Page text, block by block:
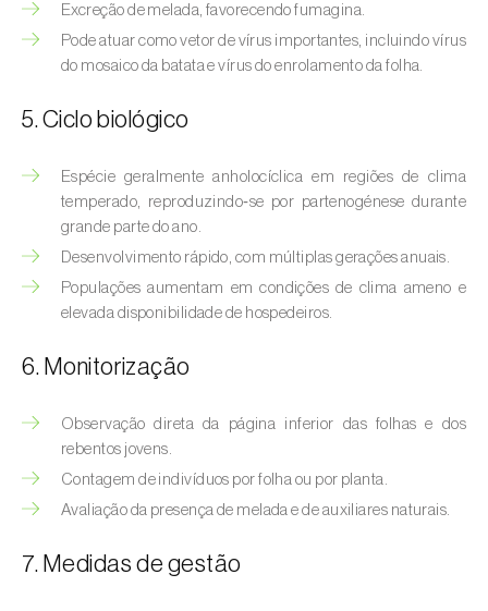
Alfinetes (Agriotes spp.)
Besouro‑verde‑das‑tílias (
Bichado-da-ameixeira (Grapholita (=Cydia)
funebrana)
Bichado-da-castanha-do-cedo (Pammene
fasciana)
Bichado-da-castanha-do-tarde (
splendana
fagiglandana)
Bichado-da-fruta ( Cydia pomonella)
Borboleta-branca-grande-da-couve (
brassicae
Excreção de melada, favorecendo fumagina.
Pode atuar como vetor de vírus importantes, incluindo vírus
do mosaico da batata e vírus do enrolamento da folha.
5. Ciclo biológico
Espécie geralmente anholocíclica em regiões de clima
temperado, reproduzindo‑se por partenogénese durante
grande parte do ano.
Desenvolvimento rápido, com múltiplas gerações anuais.
Populações aumentam em condições de clima ameno e
elevada disponibilidade de hospedeiros.
6. Monitorização
Observação direta da página inferior das folhas e dos
rebentos jovens.
Contagem de indivíduos por folha ou por planta.
Avaliação da presença de melada e de auxiliares naturais.
7. Medidas de gestão